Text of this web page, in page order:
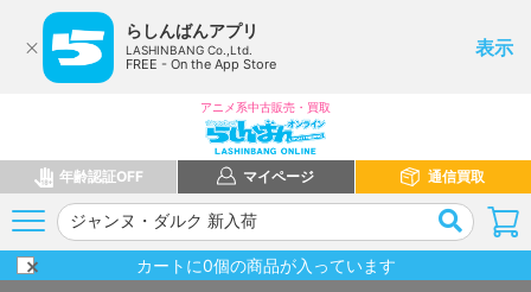
らしんばんアプリ
LASHINBANG Co.,Ltd.
FREE - On the App Store
表示
アニメ系中古販売・買取
年齢認証OFF マイページ 通信買取
カートに0個の商品が入っています